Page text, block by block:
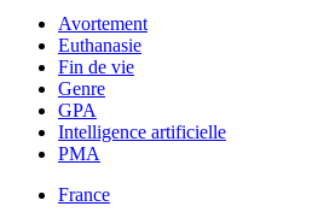
Avortement
Euthanasie
Fin de vie
Genre
GPA
Intelligence artificielle
PMA
France